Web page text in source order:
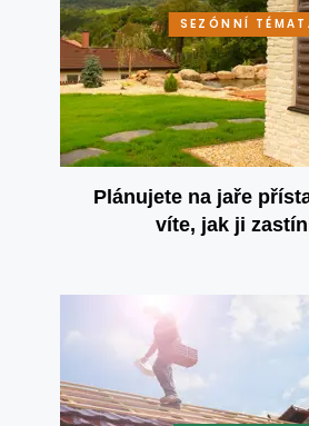
SEZÓNNÍ
Plánujete na jaře
víte, jak ji